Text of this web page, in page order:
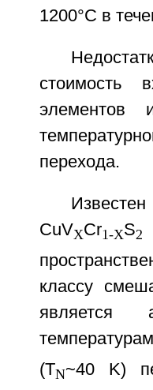
1200°C в
стоимость
перехода.
CuVXCr1-XS2
классу
является
(TN~40 K)